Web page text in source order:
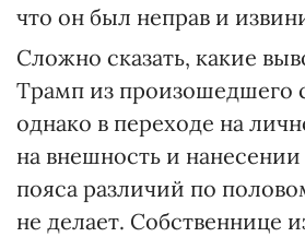
что он был неправ и
Сложно сказать, какие
Трамп из произошедшего
однако в переходе на
на внешность и
пояса различий по
не делает. Собственнице